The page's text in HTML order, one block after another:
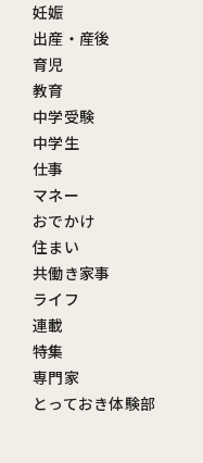
妊娠
出産・産後
育児
教育
中学受験
中学生
仕事
マネー
おでかけ
住まい
共働き家事
ライフ
連載
特集
専門家
とっておき体験部